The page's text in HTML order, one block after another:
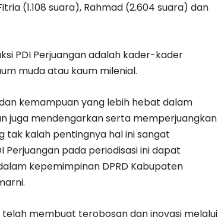
(1.108 suara), Rahmad (2.604 suara) dan
PDI Perjuangan adalah kader-kader
muda atau kaum milenial.
kemampuan yang lebih hebat dalam
juga mendengarkan serta memperjuangkan
tak kalah pentingnya hal ini sangat
pada periodisasi ini dapat
kepemimpinan DPRD Kabupaten
telah membuat terobosan dan inovasi melalui